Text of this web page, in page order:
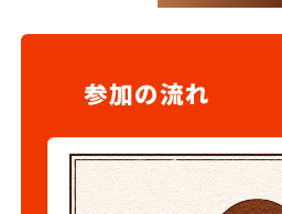
参加の流れ